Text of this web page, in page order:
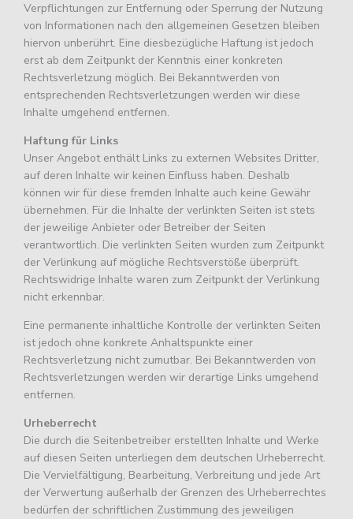
Verpflichtungen zur Entfernung oder Sperrung der Nutzung
von Informationen nach den allgemeinen Gesetzen bleiben
hiervon unberührt. Eine diesbezügliche Haftung ist jedoch
erst ab dem Zeitpunkt der Kenntnis einer konkreten
Rechtsverletzung möglich. Bei Bekanntwerden von
entsprechenden Rechtsverletzungen werden wir diese
Inhalte umgehend entfernen.
Haftung für Links
Unser Angebot enthält Links zu externen Websites Dritter,
auf deren Inhalte wir keinen Einfluss haben. Deshalb
können wir für diese fremden Inhalte auch keine Gewähr
übernehmen. Für die Inhalte der verlinkten Seiten ist stets
der jeweilige Anbieter oder Betreiber der Seiten
verantwortlich. Die verlinkten Seiten wurden zum Zeitpunkt
der Verlinkung auf mögliche Rechtsverstöße überprüft.
Rechtswidrige Inhalte waren zum Zeitpunkt der Verlinkung
nicht erkennbar.
Eine permanente inhaltliche Kontrolle der verlinkten Seiten
ist jedoch ohne konkrete Anhaltspunkte einer
Rechtsverletzung nicht zumutbar. Bei Bekanntwerden von
Rechtsverletzungen werden wir derartige Links umgehend
entfernen.
Urheberrecht
Die durch die Seitenbetreiber erstellten Inhalte und Werke
auf diesen Seiten unterliegen dem deutschen Urheberrecht.
Die Vervielfältigung, Bearbeitung, Verbreitung und jede Art
der Verwertung außerhalb der Grenzen des Urheberrechtes
bedürfen der schriftlichen Zustimmung des jeweiligen